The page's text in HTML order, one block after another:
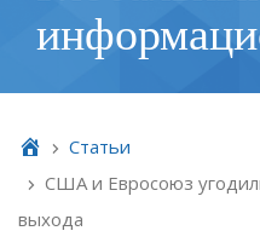
Cтатьи
США и Евросоюз
выхода